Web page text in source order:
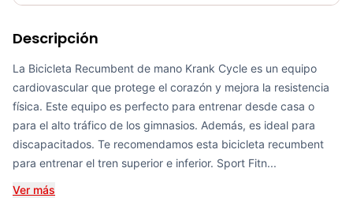
COP 942,923.00
Recumbent Magnética Programable K8718R - Sport Fitness 70331
COP 2,383,025.00
Descripción
La Bicicleta Recumbent de mano Krank Cycle es un equipo
cardiovascular que protege el corazón y mejora la resistencia
física. Este equipo es perfecto para entrenar desde casa o
para el alto tráfico de los gimnasios. Además, es ideal para
discapacitados. Te recomendamos esta bicicleta recumbent
para entrenar el tren superior e inferior. Sport Fitn...
Ver más